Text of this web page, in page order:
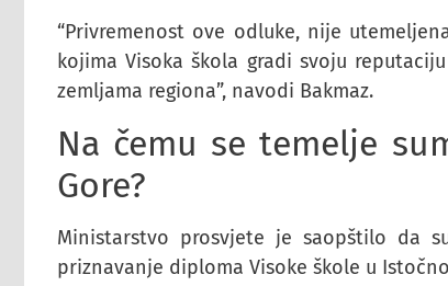
“Privremenost ove odluke, nije
kojima Visoka škola gradi svoju
zemljama regiona”, navodi Bakmaz.
Na čemu se temelje
Gore?
Ministarstvo prosvjete je saopštilo da
priznavanje diploma Visoke škole u